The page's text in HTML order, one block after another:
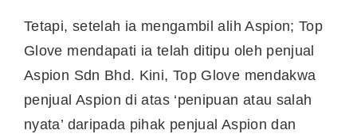
Tetapi, setelah ia mengambil alih Aspion; Top
Glove mendapati ia telah ditipu oleh penjual
Aspion Sdn Bhd. Kini, Top Glove mendakwa
penjual Aspion di atas ‘penipuan atau salah
nyata’ daripada pihak penjual Aspion dan